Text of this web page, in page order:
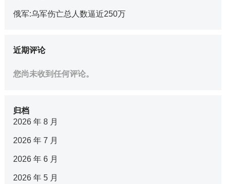
俄军:乌军伤亡总人数逼近250万
近期评论
您尚未收到任何评论。
归档
2026 年 8 月
2026 年 7 月
2026 年 6 月
2026 年 5 月